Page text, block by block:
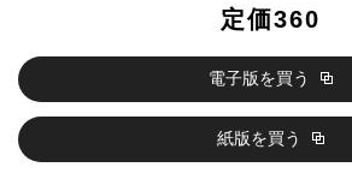
定価360
電子版を買う
紙版を買う